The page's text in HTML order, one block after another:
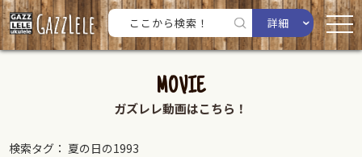
詳細
MOVIE
ガズレレ動画はこちら！
検索タグ： 夏の日の1993